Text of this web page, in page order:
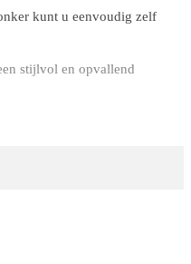
kunt u eenvoudig zelf
stijlvol en opvallend
vergaderingen.